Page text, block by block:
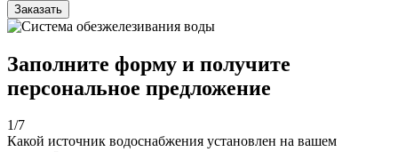
Заказать
Заполните форму и получите
персональное предложение
1/7
Какой источник водоснабжения установлен на вашем